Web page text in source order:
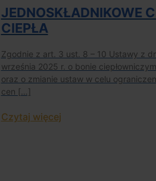
JEDNOSKŁADNIKOWE
CIEPŁA
Zgodnie z art. 3 ust. 8 – 10 Ustawy z
września 2025 r. o bonie ciepłowniczym
oraz o zmianie ustaw w celu
cen […]
Czytaj więcej